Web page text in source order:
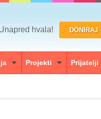
hvala! DONIRAJ
Projekti Prijatelji